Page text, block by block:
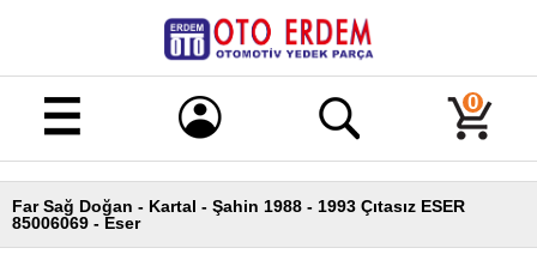
Merhaba!
Giriş
Kayıt
Ana
0
Far Sağ Doğan - Kartal - Şahin 1988 - 1993 Çıtasız ESER
85006069 - Eser